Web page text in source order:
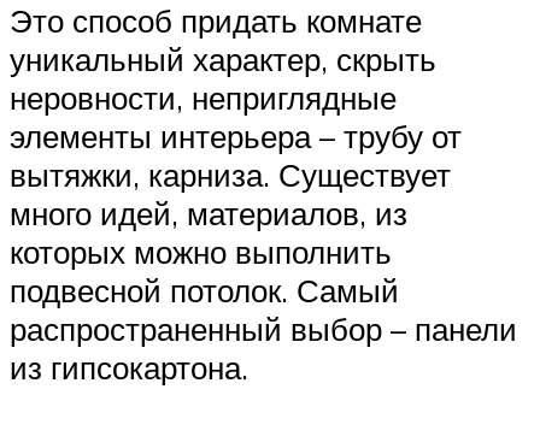
Это способ придать комнате
уникальный характер, скрыть
неровности, неприглядные
элементы интерьера – трубу от
вытяжки, карниза. Существует
много идей, материалов, из
которых можно выполнить
подвесной потолок. Самый
распространенный выбор – панели
из гипсокартона.